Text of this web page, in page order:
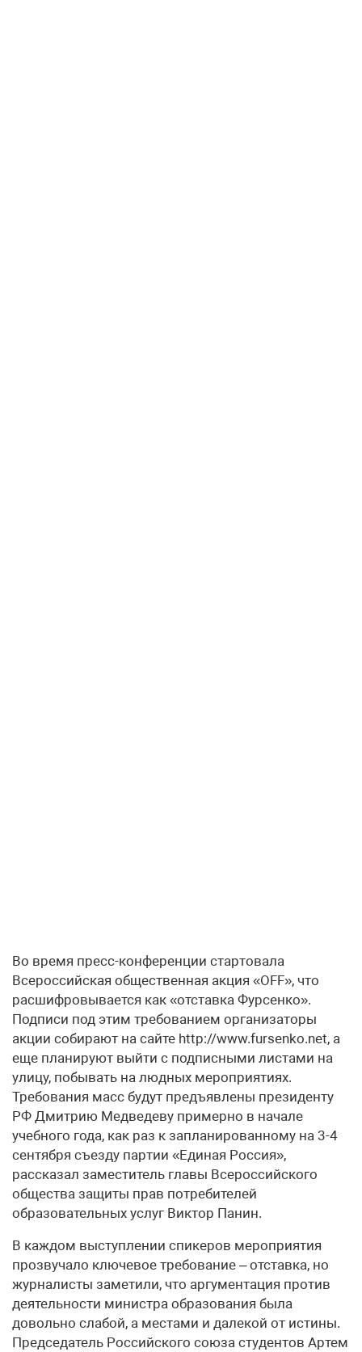
Во время пресс-конференции стартовала
Всероссийская общественная акция «OFF», что
расшифровывается как «отставка Фурсенко».
Подписи под этим требованием организаторы
акции собирают на сайте http://www.fursenko.net, а
еще планируют выйти с подписными листами на
улицу, побывать на людных мероприятиях.
Требования масс будут предъявлены президенту
РФ Дмитрию Медведеву примерно в начале
учебного года, как раз к запланированному на 3-4
сентября съезду партии «Единая Россия»,
рассказал заместитель главы Всероссийского
общества защиты прав потребителей
образовательных услуг Виктор Панин.
В каждом выступлении спикеров мероприятия
прозвучало ключевое требование – отставка, но
журналисты заметили, что аргументация против
деятельности министра образования была
довольно слабой, а местами и далекой от истины.
Председатель Российского союза студентов Артем